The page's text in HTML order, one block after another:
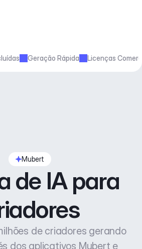
Geração Rápida Licenças
Mubert
de IA para
de criadores gerando
dos aplicativos Mubert e